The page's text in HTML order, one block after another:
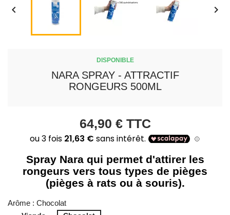
 
DISPONIBLE
NARA SPRAY - ATTRACTIF
RONGEURS 500ML
64,90 € TTC
Spray Nara qui permet d'attirer les
rongeurs vers tous types de pièges
(pièges à rats ou à souris).
Arôme : Chocolat